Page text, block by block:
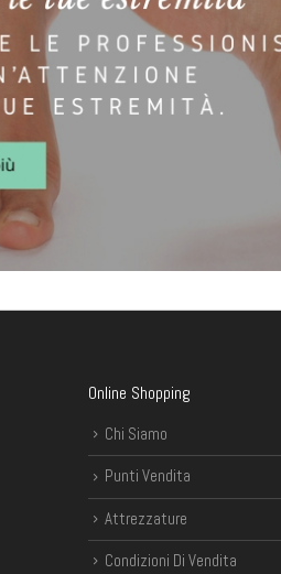
Online Shopping
Chi Siamo
Punti Vendita
Attrezzature
Condizioni Di Vendita